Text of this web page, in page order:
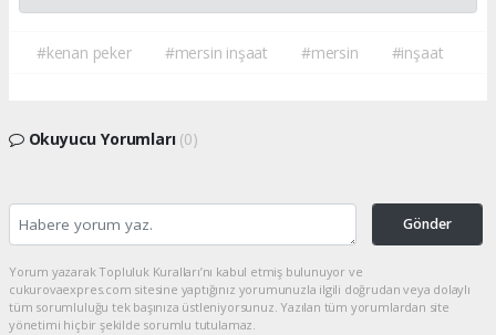
#kenan peker #mersin inşaat #mersin #inşaat
Okuyucu Yorumları (0)
Gönder
Yorum yazarak Topluluk Kuralları’nı kabul etmiş bulunuyor ve
cukurovaexpres.com sitesine yaptığınız yorumunuzla ilgili doğrudan veya dolaylı
tüm sorumluluğu tek başınıza üstleniyorsunuz. Yazılan tüm yorumlardan site
yönetimi hiçbir şekilde sorumlu tutulamaz.